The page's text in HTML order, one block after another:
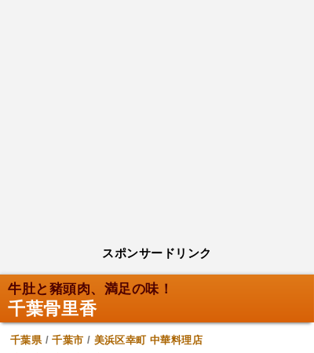
スポンサードリンク
牛肚と豬頭肉、満足の味！
千葉骨里香
千葉県/千葉市 / 美浜区幸町 中華料理店